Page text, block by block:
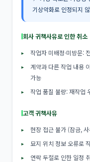
기상악화로 인정되지
회사 귀책사유로 인한 취소
작업자 미배정·미방문:
계약과 다른 작업 내용
가능
작업 품질 불량: 재작업
고객 귀책사유
현장 접근 불가 (잠금,
묘지 위치 정보 오류로
연락 두절로 인한 일정